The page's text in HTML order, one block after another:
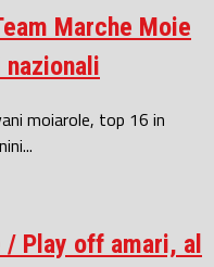
Marche Moie
moiarole, top 16 in
Play off amari, al